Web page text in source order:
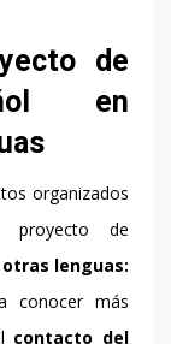
organizados
proyecto de
lenguas:
conocer más
contacto del